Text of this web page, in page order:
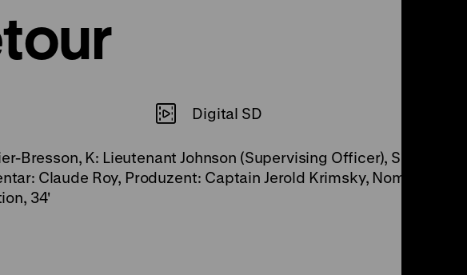
Digital SD
Bresson, K: Lieutenant Johnson (Supervising Officer), S: Cartier-
Claude Roy, Produzent: Captain Jerold Krimsky, Noma
34'